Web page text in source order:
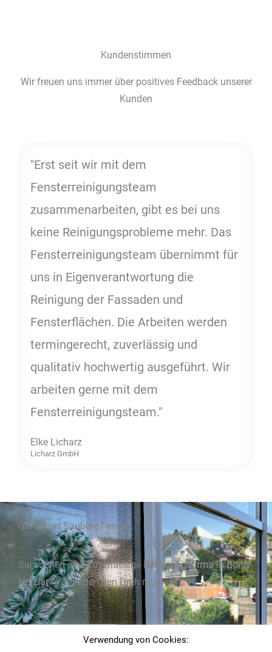
Kundenstimmen
Wir freuen uns immer über positives Feedback unserer
Kunden
"Erst seit wir mit dem
Fensterreinigungsteam
zusammenarbeiten, gibt es bei uns
keine Reinigungsprobleme mehr. Das
Fensterreinigungsteam übernimmt für
uns in Eigenverantwortung die
Reinigung der Fassaden und
Fensterflächen. Die Arbeiten werden
termingerecht, zuverlässig und
qualitativ hochwertig ausgeführt. Wir
arbeiten gerne mit dem
Fensterreinigungsteam."
Elke Licharz
Licharz GmbH
Garantiert Saubere Fenster.
Sie suchen eine zuverlässige ReinigungsfirmainBonn
Holzlar? Wir haben den Dreh raus!
Jetzt anfragen!Verwendung von Cookies: